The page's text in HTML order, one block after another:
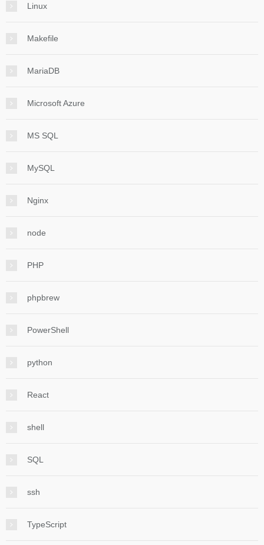
Linux
Makefile
MariaDB
Microsoft Azure
MS SQL
MySQL
Nginx
node
PHP
phpbrew
PowerShell
python
React
shell
SQL
ssh
TypeScript